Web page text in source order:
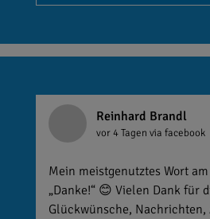
Reinhard Brandl
vor 4 Tagen via facebook
Mein meistgenutztes Wort
„Danke!“ 😊 Vielen Dank für
Glückwünsche, Nachrichten,